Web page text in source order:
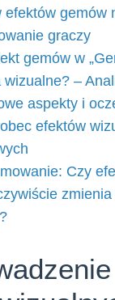
efektów gemów
graczy
gemów w
wizualne? –
aspekty i
efektów
Czy